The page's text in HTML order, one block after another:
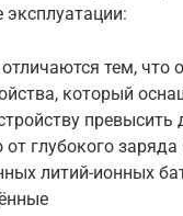
эксплуатации:
тем, что
который
глубокого заряда
литий-ионных